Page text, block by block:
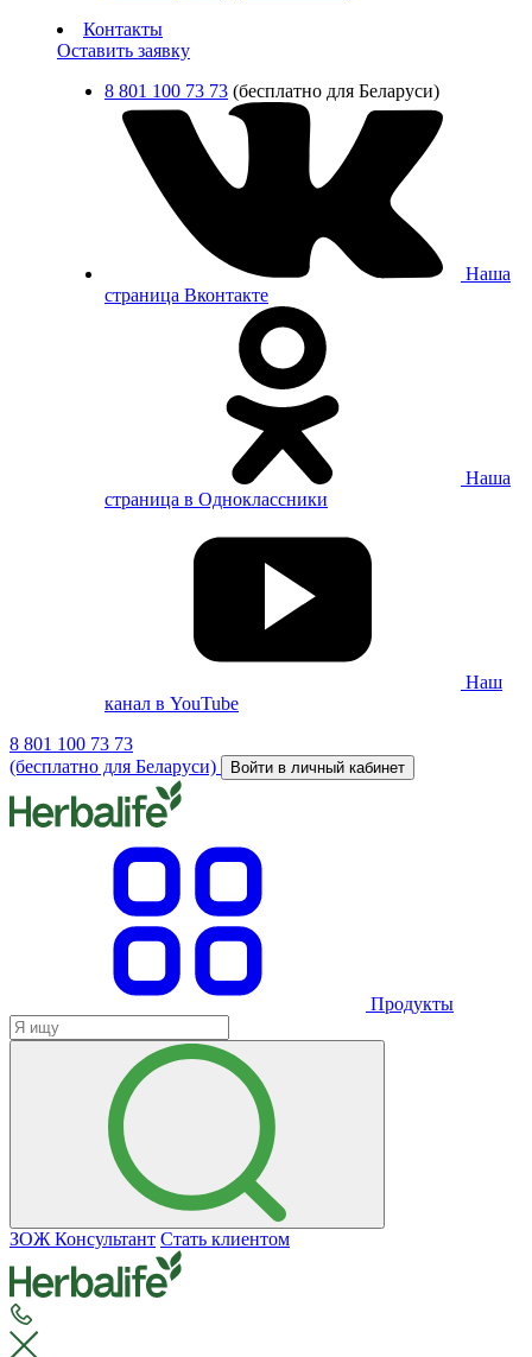
Контакты
Оставить заявку
8 801 100 73 73 (бесплатно для Беларуси)
Наша
страница Вконтакте
Наша
страница в Одноклассники
Наш
канал в YouTube
8 801 100 73 73
(бесплатно для Беларуси)
Войти в личный кабинет
Продукты
ЗОЖ Консультант Стать клиентом